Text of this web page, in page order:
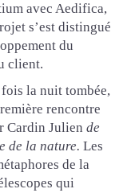
avec Aedifica,
s’est distingué
du
client.
la nuit tombée,
rencontre
Cardin Julien de
de la nature. Les
de la
qui